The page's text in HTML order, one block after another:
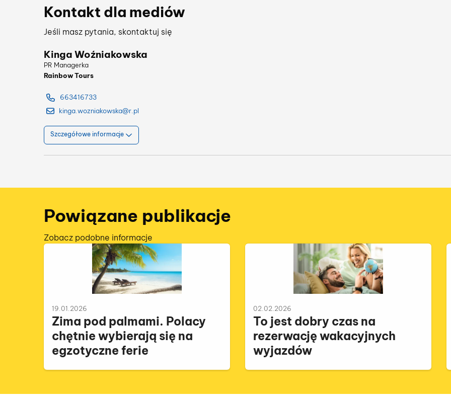
Kontakt dla mediów
Jeśli masz pytania, skontaktuj się
Kinga Woźniakowska
PR Managerka
Rainbow Tours
663416733
kinga.wozniakowska@r.pl
Szczegółowe informacje
Powiązane publikacje
Zobacz podobne informacje
19.01.2026
Zima pod palmami. Polacy
chętnie wybierają się na
egzotyczne ferie
02.02.2026
To jest dobry czas na
rezerwację wakacyjnych
wyjazdów